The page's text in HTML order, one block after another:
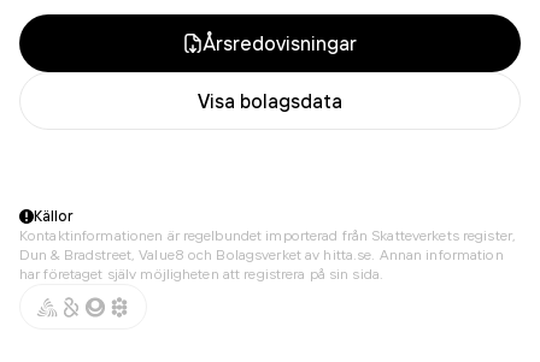
Årsredovisningar
Visa bolagsdata
Källor
Kontaktinformationen är regelbundet importerad från Skatteverkets register,
Dun & Bradstreet, Value8 och Bolagsverket av hitta.se. Annan information
har företaget själv möjligheten att registrera på sin sida.